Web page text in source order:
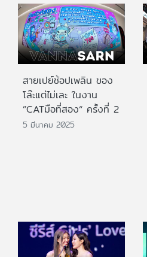
สายเปย์ช้อปเพลิน ของ
โล๊ะแต่ไม่เละ ในงาน
”CATมือที่สอง“ ครั้งที่ 2
5 มีนาคม 2025